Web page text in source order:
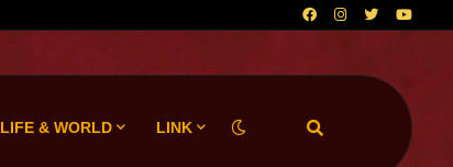
LIFE & WORLD LINK